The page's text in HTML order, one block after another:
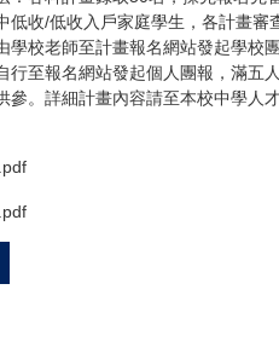
低收/低收入戶家庭學生，各計畫
學校老師至計畫報名網站發起學校
行至報名網站發起個人團報，滿五
參。詳細計畫內容請至本校中學人